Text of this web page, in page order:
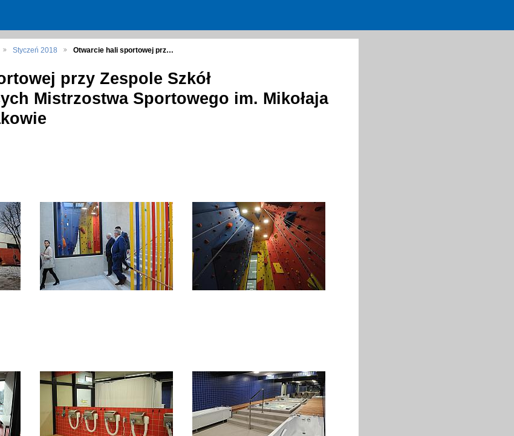
Styczeń 2018 Otwarcie hali sportowej prz…
przy Zespole Szkół
Mistrzostwa Sportowego im. Mikołaja